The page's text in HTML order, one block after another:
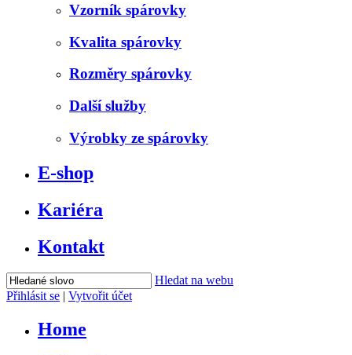
Vzorník spárovky
Kvalita spárovky
Rozměry spárovky
Další služby
Výrobky ze spárovky
E-shop
Kariéra
Kontakt
Hledat na webu
Přihlásit se
Vytvořit účet
Home